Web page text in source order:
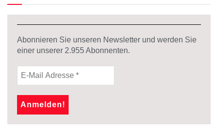
Abonnieren Sie unseren Newsletter und werden Sie
einer unserer 2.955Abonnenten.